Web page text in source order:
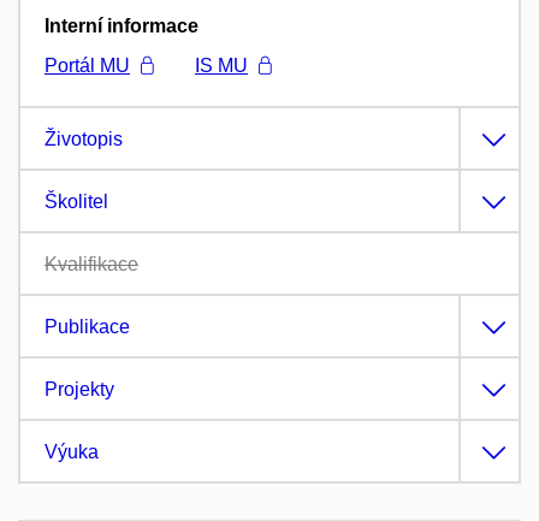
Interní informace
Portál MU
IS MU
Životopis
Školitel
Kvalifikace
Publikace
Projekty
Výuka